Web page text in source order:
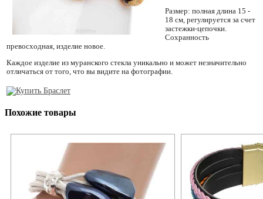
Размер: полная длина 15 -
18 см, регулируется за счет
застежки-цепочки.
Сохранность
превосходная, изделие новое.
Каждое изделие из муранского стекла уникально и может незначительно
отличаться от того, что вы видите на фотографии.
Похожие товары